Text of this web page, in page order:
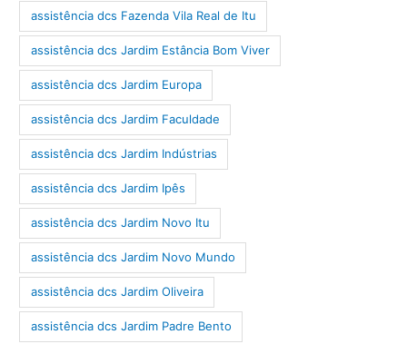
assistência dcs Fazenda Vila Real de Itu
assistência dcs Jardim Estância Bom Viver
assistência dcs Jardim Europa
assistência dcs Jardim Faculdade
assistência dcs Jardim Indústrias
assistência dcs Jardim Ipês
assistência dcs Jardim Novo Itu
assistência dcs Jardim Novo Mundo
assistência dcs Jardim Oliveira
assistência dcs Jardim Padre Bento